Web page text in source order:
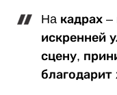
Ha кадрах
искренней
сцену,